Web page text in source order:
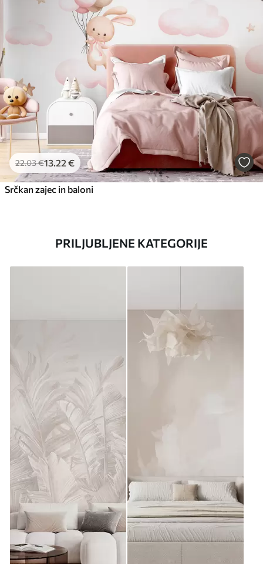
22.03€13 .22 €
Srčkan zajec in baloni
PRILJUBLJENE KATEGORIJE